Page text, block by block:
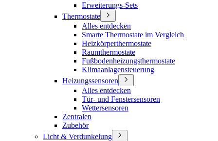
Erweiterungs-Sets
Thermostate
Alles entdecken
Smarte Thermostate im Vergleich
Heizkörperthermostate
Raumthermostate
Fußbodenheizungsthermostate
Klimaanlagensteuerung
Heizungssensoren
Alles entdecken
Tür- und Fenstersensoren
Wettersensoren
Zentralen
Zubehör
Licht & Verdunkelung